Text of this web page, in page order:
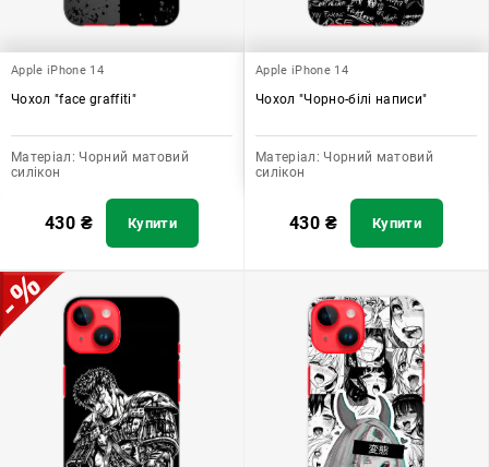
Apple iPhone 14
Чохол "face graffiti"
Матеріал: Чорний матовий
силікон
430 ₴ Купити
Apple iPhone 14
Чохол "Чорно-білі написи"
Матеріал: Чорний матовий
силікон
430 ₴ Купити